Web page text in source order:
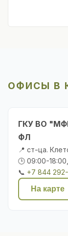
ОФИСЫ В
ГКУ ВО
ФЛ
📍 ст-ца.
🕒 09:00-
📞 +7 844
На карте